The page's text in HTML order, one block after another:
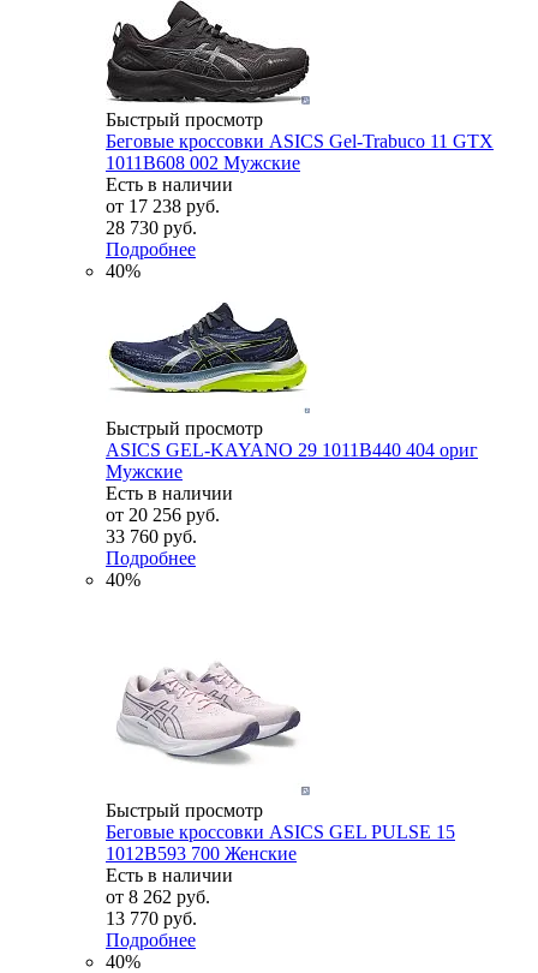
Быстрый просмотр
Беговые кроссовки ASICS Gel-Trabuco 11 GTX
1011B608 002 Мужские
Есть в наличии
от 17 238 руб.
28 730 руб.
Подробнее
40%
Быстрый просмотр
ASICS GEL-KAYANO 29 1011B440 404 ориг
Мужские
Есть в наличии
от 20 256 руб.
33 760 руб.
Подробнее
40%
Быстрый просмотр
Беговые кроссовки ASICS GEL PULSE 15
1012B593 700 Женские
Есть в наличии
от 8 262 руб.
13 770 руб.
Подробнее
40%